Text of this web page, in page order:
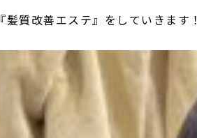
『髪質改善エステ』をしていきます！